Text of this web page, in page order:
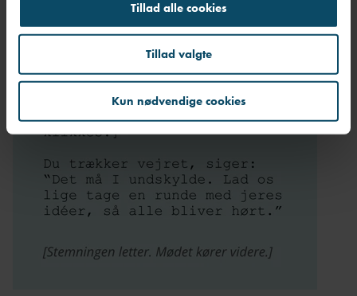
Tillad alle cookies
Tillad valgte
Kun nødvendige cookies